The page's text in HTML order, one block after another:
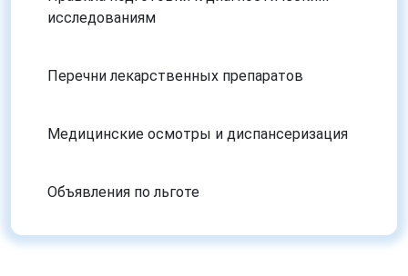
исследованиям
Перечни лекарственных препаратов
Медицинские осмотры и диспансеризация
Объявления по льготе